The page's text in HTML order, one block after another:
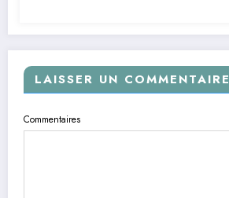
LAISSER UN COMMENTAIRE
Commentaires